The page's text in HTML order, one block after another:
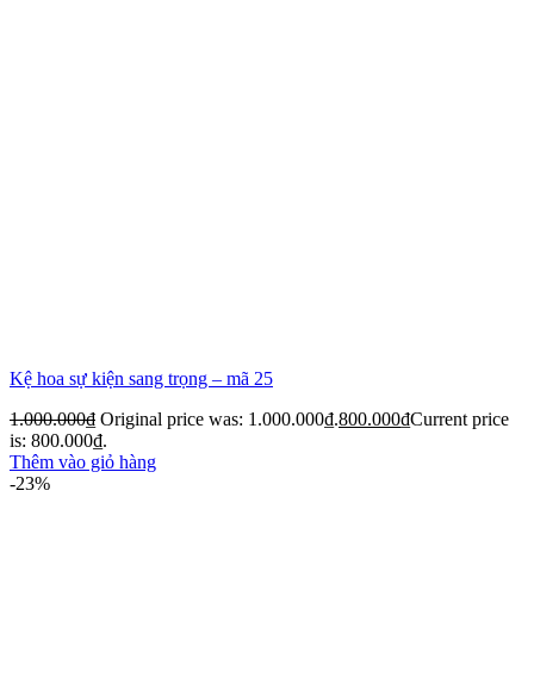
Kệ hoa sự kiện sang trọng – mã 25
1.000.000₫ Original price was: 1.000.000₫.800.000₫Current price
is: 800.000₫.
Thêm vào giỏ hàng
-23%